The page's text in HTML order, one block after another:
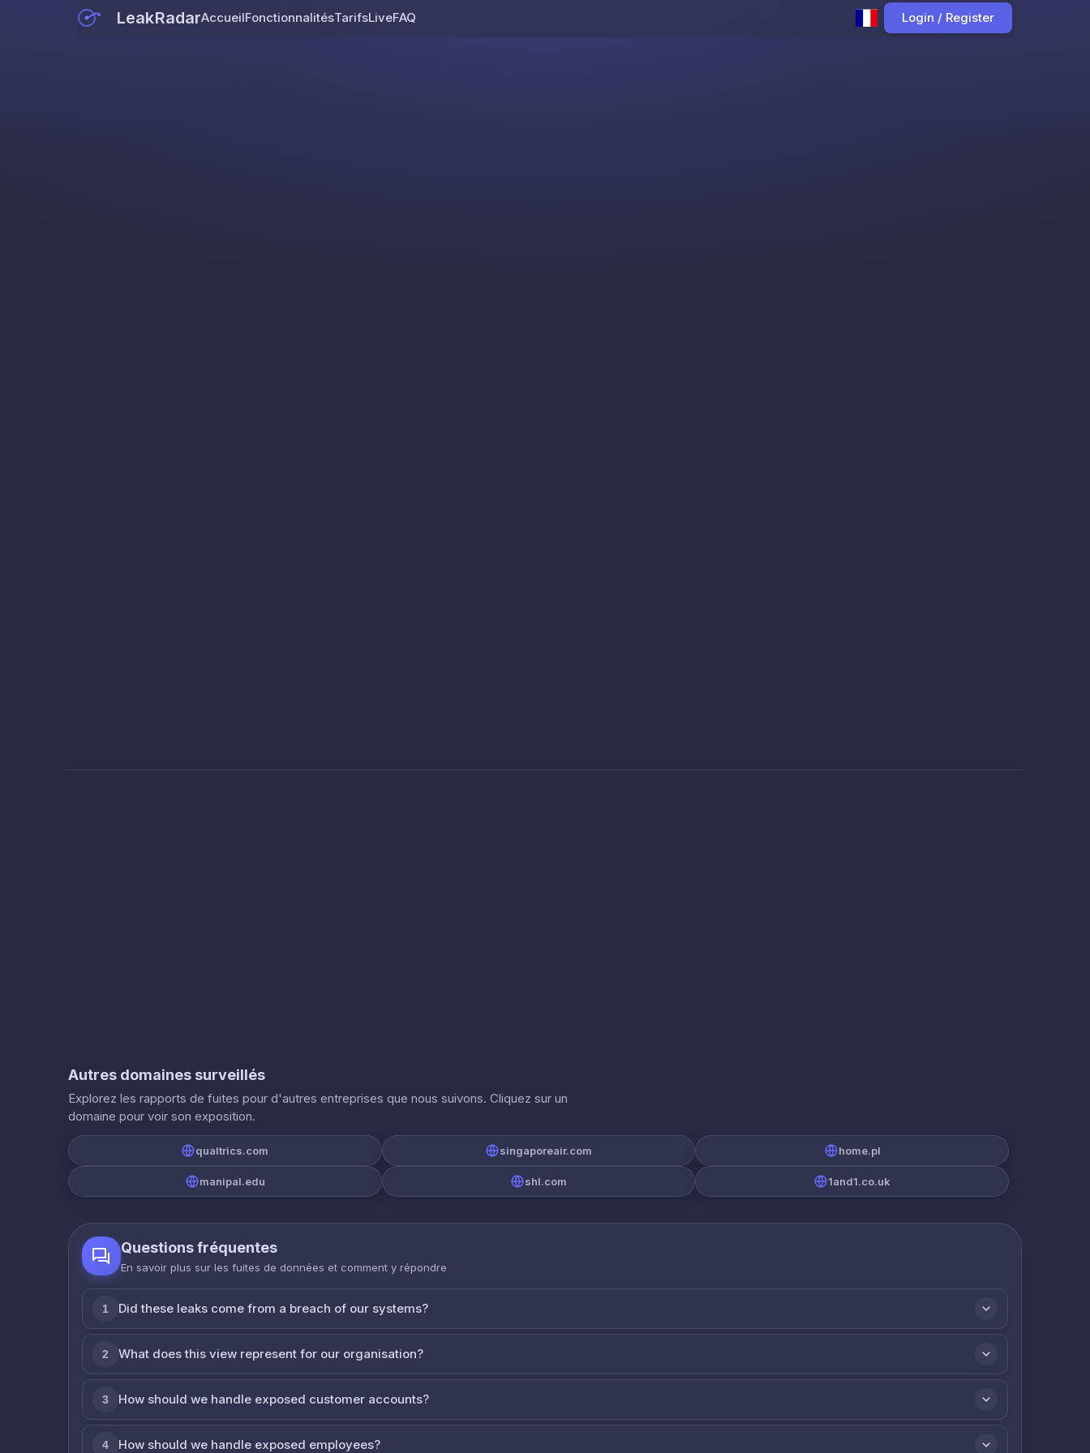
LeakRadarAccueilFonctionnalitésTarifsLiveFAQ Login / Register
Autres domaines surveillés
Explorez les rapports de fuites pour d'autres entreprises que nous suivons. Cliquez sur un
domaine pour voir son exposition.
qualtrics.com singaporeair.com home.pl
manipal.edu shl.com 1and1.co.uk
Questions fréquentes
En savoir plus sur les fuites de données et comment y répondre
1 Did these leaks come from a breach of our systems?
2 What does this view represent for our organisation?
3 How should we handle exposed customer accounts?
4 How should we handle exposed employees?